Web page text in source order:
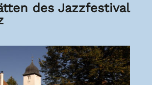
des Jazzfestival